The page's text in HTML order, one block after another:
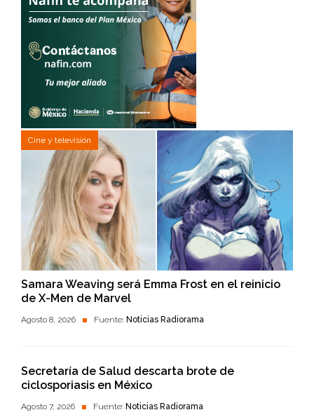
Cine y televisión
Samara Weaving será Emma Frost en el reinicio
de X-Men de Marvel
Agosto 8, 2026 Fuente: Noticias Radiorama
Secretaría de Salud descarta brote de
ciclosporiasis en México
Agosto 7, 2026 Fuente: Noticias Radiorama